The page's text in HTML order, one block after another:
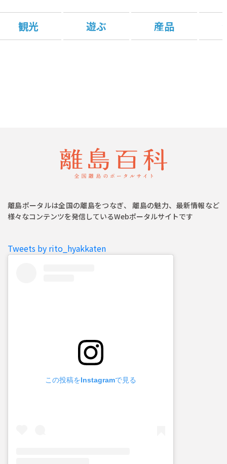
観光 遊ぶ 産品
離島ポータルは全国の離島をつなぎ、 離島の魅力、最新情報など
様々なコンテンツを発信しているWebポータルサイトです
Tweets by rito_hyakkaten
この投稿をInstagramで見る